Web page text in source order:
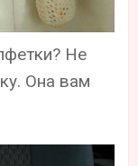
Не
Она вам